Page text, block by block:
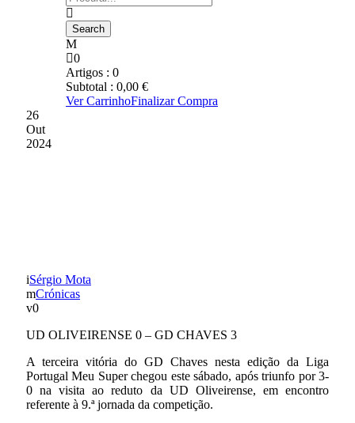
0
Artigos : 0
Subtotal : 0,00 €
Ver CarrinhoFinalizar Compra
26
Out
2024
Sérgio Mota
Crónicas
0
UD OLIVEIRENSE 0 – GD CHAVES 3
A terceira vitória do GD Chaves nesta edição da Liga
Portugal Meu Super chegou este sábado, após triunfo por 3-
0 na visita ao reduto da UD Oliveirense, em encontro
referente à 9.ª jornada da competição.